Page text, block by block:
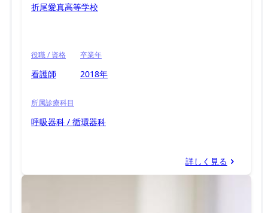
折尾愛真高等学校
役職 / 資格
看護師
卒業年
2018年
所属診療科目
呼吸器科 / 循環器科
詳しく見る